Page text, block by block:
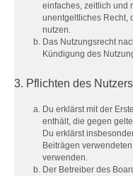
einfaches, zeitlich und
unentgeltliches Recht,
nutzen.
Das Nutzungsrecht
Kündigung des
3. Pflichten des Nutzers
Du erklärst mit der
enthält, die gegen
Du erklärst
Beiträgen
verwenden.
Der Betreiber des